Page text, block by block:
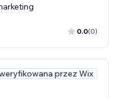
0.0(0)
przez Wix